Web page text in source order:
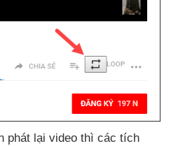
phát lại video thì các tích